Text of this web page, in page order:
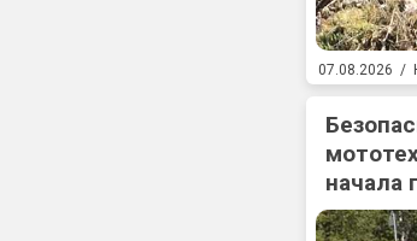
07.08.2026 /
начала